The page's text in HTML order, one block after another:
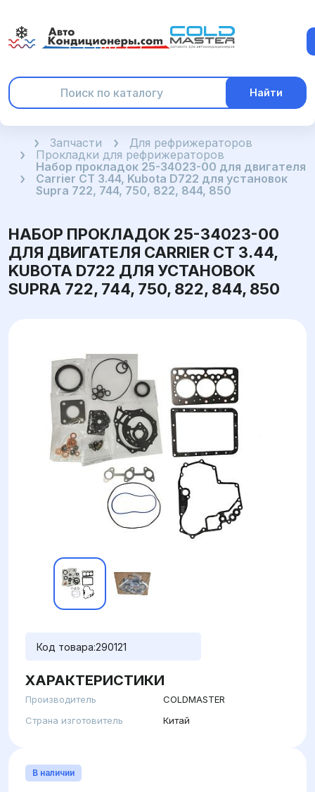
Найти
ГлавнаяЗапчасти
Для рефрижераторов
Прокладки для рефрижераторов
Набор прокладок 25-34023-00 для двигателя
Carrier CT 3.44, Kubota D722 для установок
Supra 722, 744, 750, 822, 844, 850
НАБОР ПРОКЛАДОК 25-34023-00
ДЛЯ ДВИГАТЕЛЯ CARRIER CT 3.44,
KUBOTA D722 ДЛЯ УСТАНОВОК
SUPRA 722, 744, 750, 822, 844, 850
Код товара:290121
ХАРАКТЕРИСТИКИ
Производитель
COLDMASTER
Страна изготовитель
Китай
В наличии